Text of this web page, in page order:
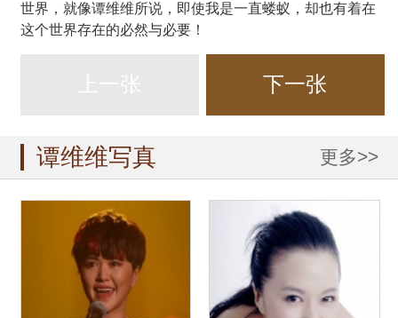
世界，就像谭维维所说，即使我是一直蝼蚁，却也有着在
这个世界存在的必然与必要！
下一张
谭维维写真 更多>>